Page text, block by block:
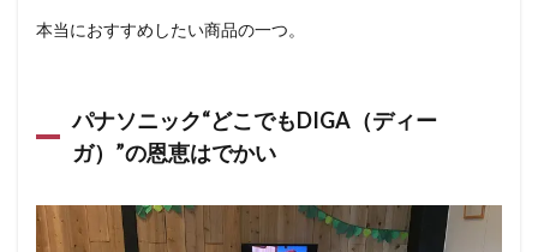
本当におすすめしたい商品の一つ。
パナソニック“どこでもDIGA（ディー
ガ）”の恩恵はでかい